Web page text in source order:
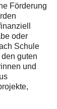
Förderung
oder
Schule
guten
und